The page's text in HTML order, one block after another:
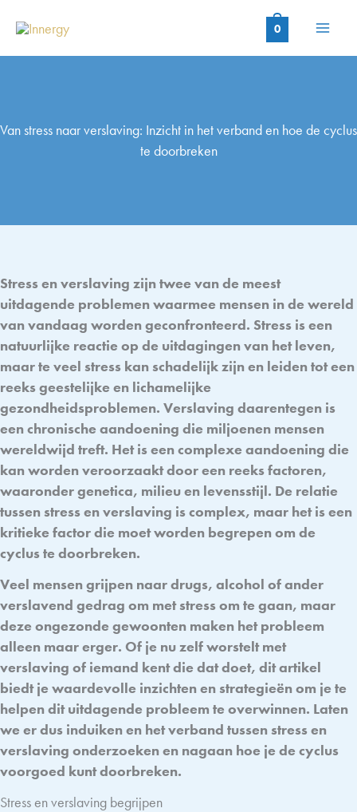
naar
0
Van stress naar verslaving: Inzicht in het verband en hoe de cyclus
te doorbreken
Stress en verslaving zijn twee van de meest
uitdagende problemen waarmee mensen in de wereld
van vandaag worden geconfronteerd. Stress is een
natuurlijke reactie op de uitdagingen van het leven,
maar te veel stress kan schadelijk zijn en leiden tot een
reeks geestelijke en lichamelijke
gezondheidsproblemen. Verslaving daarentegen is
een chronische aandoening die miljoenen mensen
wereldwijd treft. Het is een complexe aandoening die
kan worden veroorzaakt door een reeks factoren,
waaronder genetica, milieu en levensstijl. De relatie
tussen stress en verslaving is complex, maar het is een
kritieke factor die moet worden begrepen om de
cyclus te doorbreken.
Veel mensen grijpen naar drugs, alcohol of ander
verslavend gedrag om met stress om te gaan, maar
deze ongezonde gewoonten maken het probleem
alleen maar erger. Of je nu zelf worstelt met
verslaving of iemand kent die dat doet, dit artikel
biedt je waardevolle inzichten en strategieën om je te
helpen dit uitdagende probleem te overwinnen. Laten
we er dus induiken en het verband tussen stress en
verslaving onderzoeken en nagaan hoe je de cyclus
voorgoed kunt doorbreken.
Stress en verslaving begrijpen